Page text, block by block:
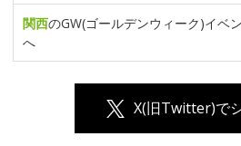
関西のGW(ゴールデンウィーク)イベ
へ
X(旧Twitter)で